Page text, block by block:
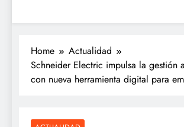
Home
Actualidad
Schneider Electric impulsa la gestión
con nueva herramienta digital para